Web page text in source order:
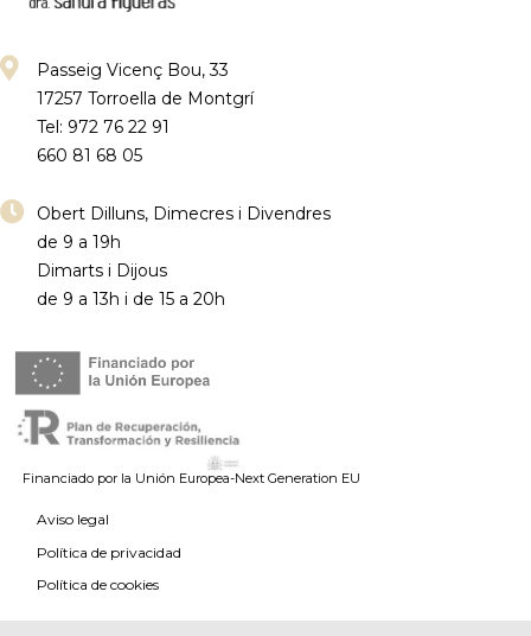
Passeig Vicenç Bou, 33
17257 Torroella de Montgrí
Tel: 972 76 22 91
660 81 68 05
Obert Dilluns, Dimecres i Divendres
de 9 a 19h
Dimarts i Dijous
de 9 a 13h i de 15 a 20h
Financiado por la Unión Europea-Next Generation EU
Aviso legal
Política de privacidad
Política de cookies